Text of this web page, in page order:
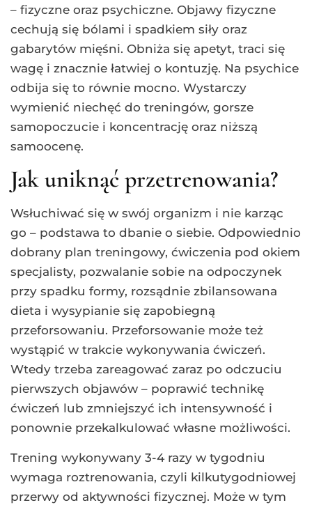
– fizyczne oraz psychiczne. Objawy fizyczne
cechują się bólami i spadkiem siły oraz
gabarytów mięśni. Obniża się apetyt, traci się
wagę i znacznie łatwiej o kontuzję. Na psychice
odbija się to równie mocno. Wystarczy
wymienić niechęć do treningów, gorsze
samopoczucie i koncentrację oraz niższą
samoocenę.
Jak uniknąć przetrenowania?
Wsłuchiwać się w swój organizm i nie karząc
go – podstawa to dbanie o siebie. Odpowiednio
dobrany plan treningowy, ćwiczenia pod okiem
specjalisty, pozwalanie sobie na odpoczynek
przy spadku formy, rozsądnie zbilansowana
dieta i wysypianie się zapobiegną
przeforsowaniu. Przeforsowanie może też
wystąpić w trakcie wykonywania ćwiczeń.
Wtedy trzeba zareagować zaraz po odczuciu
pierwszych objawów – poprawić technikę
ćwiczeń lub zmniejszyć ich intensywność i
ponownie przekalkulować własne możliwości.
Trening wykonywany 3-4 razy w tygodniu
wymaga roztrenowania, czyli kilkutygodniowej
przerwy od aktywności fizycznej. Może w tym